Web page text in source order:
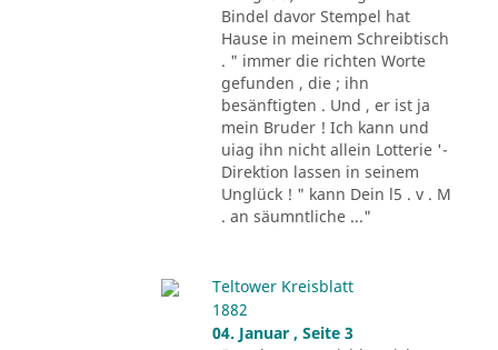
Bindel davor Stempel hat
Hause in meinem Schreibtisch
. " immer die richten Worte
gefunden , die ; ihn
besänftigten . Und , er ist ja
mein Bruder ! Ich kann und
uiag ihn nicht allein Lotterie '-
Direktion lassen in seinem
Unglück ! " kann Dein l5 . v . M
. an säumntliche ..."
Teltower Kreisblatt
1882
04. Januar , Seite 3